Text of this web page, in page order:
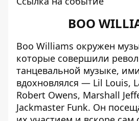
BOO
Boo Williams окружен
которые совершили
танцевальной музыке,
вдохновлялся — Lil Louis,
Robert Owens, Marshall
Jackmaster Funk. Он